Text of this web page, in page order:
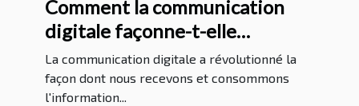
Comment la communication
digitale façonne-t-elle
l'information internationale?
La communication digitale a révolutionné la
façon dont nous recevons et consommons
l'information...